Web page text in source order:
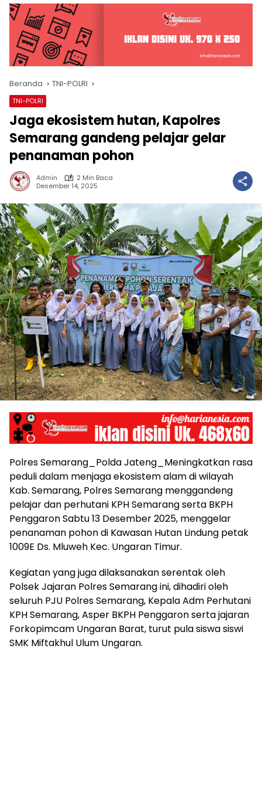
Beranda TNI-POLRI
TNI-POLRI
Jaga ekosistem hutan, Kapolres
Semarang gandeng pelajar gelar
penanaman pohon
Admin
2 Min Baca
Desember 14, 2025
Polres Semarang_Polda Jateng_Meningkatkan rasa
peduli dalam menjaga ekosistem alam di wilayah
Kab. Semarang, Polres Semarang menggandeng
pelajar dan perhutani KPH Semarang serta BKPH
Penggaron Sabtu 13 Desember 2025, menggelar
penanaman pohon di Kawasan Hutan Lindung petak
1009E Ds. Mluweh Kec. Ungaran Timur.
Kegiatan yang juga dilaksanakan serentak oleh
Polsek Jajaran Polres Semarang ini, dihadiri oleh
seluruh PJU Polres Semarang, Kepala Adm Perhutani
KPH Semarang, Asper BKPH Penggaron serta jajaran
Forkopimcam Ungaran Barat, turut pula siswa siswi
SMK Miftakhul Ulum Ungaran.